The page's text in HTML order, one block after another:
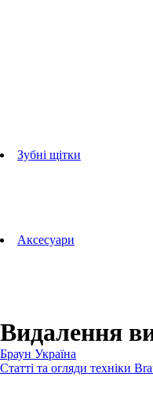
Зубні щітки
Aксесуари
Видалення
Браун Україна
Статті та огляди техніки